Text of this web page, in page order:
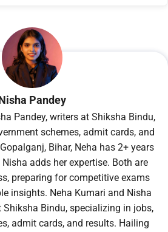
Pandey
Pandey, writers at Shiksha Bindu,
schemes, admit cards, and
Bihar, Neha has 2+ years
adds her expertise. Both are
preparing for competitive exams
insights. Neha Kumari and Nisha
Shiksha Bindu, specializing in jobs,
admit cards, and results. Hailing